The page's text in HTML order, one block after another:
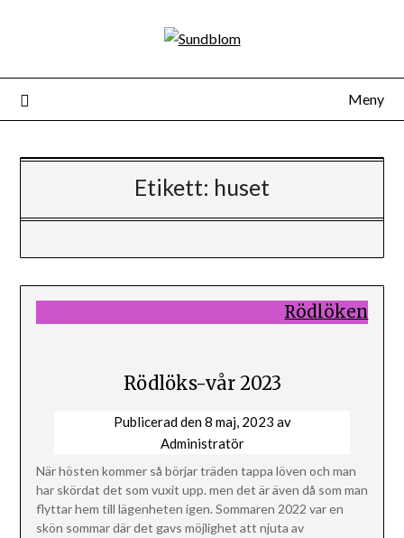
Meny
Etikett: huset
Rödlöken
Rödlöks-vår 2023
Publicerad den8 maj, 2023 av
Administratör
När hösten kommer så börjar träden tappa löven och man
har skördat det som vuxit upp. men det är även då som man
flyttar hem till lägenheten igen. Sommaren 2022 var en
skön sommar där det gavs möjlighet att njuta av